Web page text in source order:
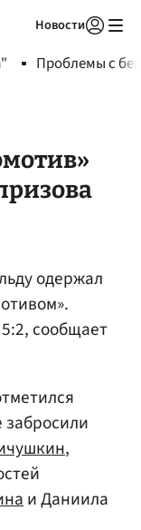
Новости
Проблемы с
одержал
сообщает
,
и Даниила